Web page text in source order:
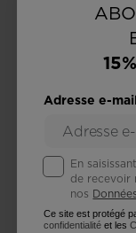
Adresse e-mail
En
de recevoir
nos
Ce site est protégé
confidentialité et les